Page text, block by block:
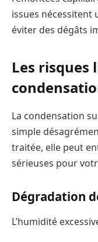
issues
éviter des dégâts
Les risques
La condensation
simple
traitée, elle peut
sérieuses pour
Dégradation
L’humidité